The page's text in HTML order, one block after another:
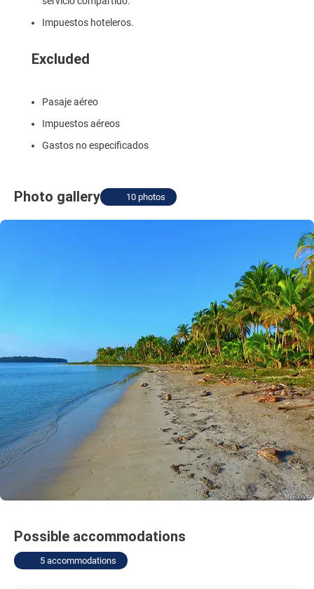
Impuestos hoteleros.
Excluded
Pasaje aéreo
Impuestos aéreos
Gastos no especificados
Photo gallery 10 photos
Possible accommodations
5 accommodations